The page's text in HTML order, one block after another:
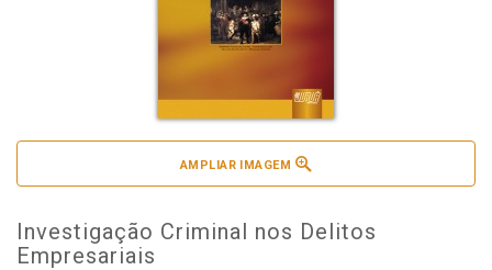
AMPLIAR IMAGEM
Investigação Criminal nos Delitos
Empresariais